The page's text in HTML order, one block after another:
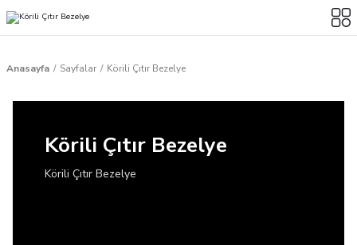
Anasayfa Sayfalar Körili Çıtır Bezelye
Körili Çıtır Bezelye
Körili Çıtır Bezelye